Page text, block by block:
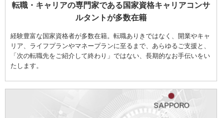
転職・キャリアの専門家である国家資格キャリアコンサ
ルタントが多数在籍
経験豊富な国家資格者が多数在籍。転職ありきではなく、開業やキャ
リア、ライフプランやマネープランに至るまで、あらゆるご支援と、
「次の転職先をご紹介して終わり」ではない、長期的なお手伝いをい
たします。